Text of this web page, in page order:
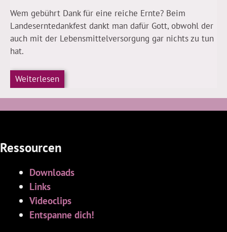
Wem gebührt Dank für eine reiche Ernte? Beim
Landeserntedankfest dankt man dafür Gott, obwohl der
auch mit der Lebensmittelversorgung gar nichts zu tun
hat.
Weiterlesen
Ressourcen
Downloads
Links
Videoclips
Entspanne dich!